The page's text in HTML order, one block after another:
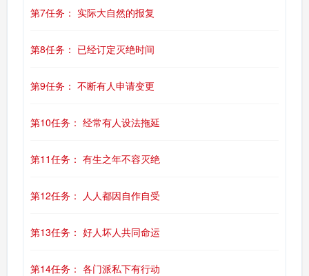
第7任务： 实际大自然的报复
第8任务： 已经订定灭绝时间
第9任务： 不断有人申请变更
第10任务： 经常有人设法拖延
第11任务： 有生之年不容灭绝
第12任务： 人人都因自作自受
第13任务： 好人坏人共同命运
第14任务： 各门派私下有行动